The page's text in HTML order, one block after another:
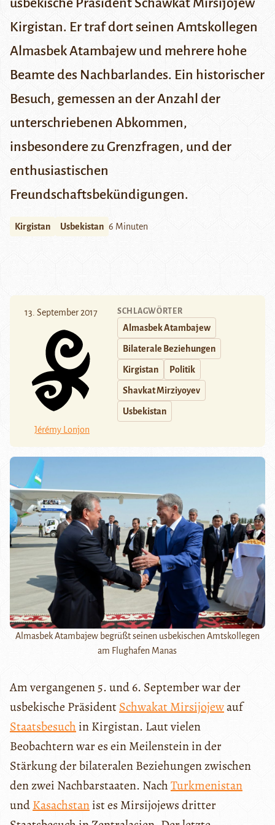
usbekische Präsident Schawkat Mirsijojew
Kirgistan. Er traf dort seinen Amtskollegen
Almasbek Atambajew und mehrere hohe
Beamte des Nachbarlandes. Ein historischer
Besuch, gemessen an der Anzahl der
unterschriebenen Abkommen,
insbesondere zu Grenzfragen, und der
enthusiastischen
Freundschaftsbekündigungen.
Kirgistan Usbekistan 6 Minuten
13. September 2017
Jérémy Lonjon
SCHLAGWÖRTER
Almasbek Atambajew
Bilaterale Beziehungen
Kirgistan Politik
Shavkat Mirziyoyev
Usbekistan
Almasbek Atambajew begrüßt seinen usbekischen Amtskollegen
am Flughafen Manas
Am vergangenen 5. und 6. September war der
usbekische PräsidentSchwakat Mirsijojewauf
Staatsbesuchin Kirgistan. Laut vielen
Beobachtern war es ein Meilenstein in der
Stärkung der bilateralen Beziehungen zwischen
den zwei Nachbarstaaten. NachTurkmenistan
undKasachstanist es Mirsijojews dritter